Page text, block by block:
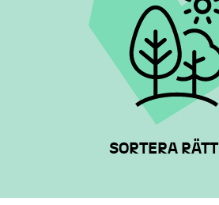
SORTERA RÄTT